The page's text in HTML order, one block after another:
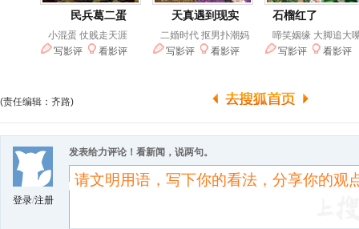
(责任编辑：齐路)
登录/注册
发表给力评论！看新闻，说两句。